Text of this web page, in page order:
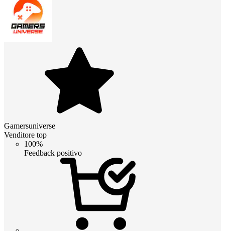
Gamersuniverse
Venditore top
100%
Feedback positivo